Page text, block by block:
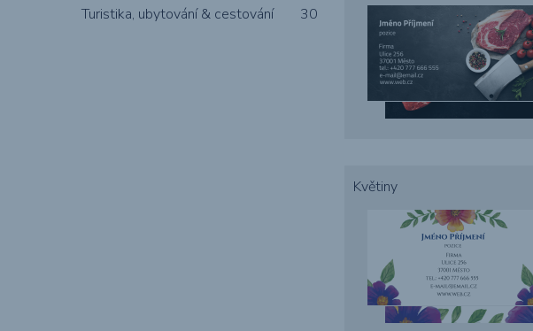
Turistika, ubytování & cestování
30
Květiny